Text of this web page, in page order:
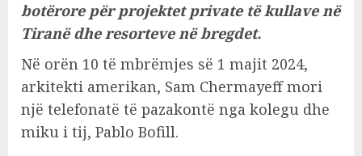
botërore për projektet private të kullave në
Tiranë dhe resorteve në bregdet.
Në orën 10 të mbrëmjes së 1 majit 2024,
arkitekti amerikan, Sam Chermayeff mori
një telefonatë të pazakontë nga kolegu dhe
miku i tij, Pablo Bofill.